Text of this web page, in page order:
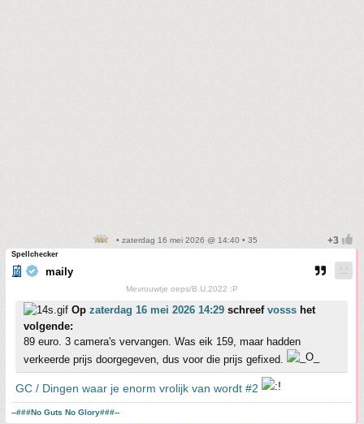
• zaterdag 16 mei 2026 @ 14:40 • 35
Spellchecker
maily
Mevrouwtje oeps/B.U.2022 :P
Op zaterdag 16 mei 2026 14:29 schreef vosss het
volgende:
89 euro. 3 camera's vervangen. Was eik 159, maar hadden
verkeerde prijs doorgegeven, dus voor die prijs gefixed.
GC / Dingen waar je enorm vrolijk van wordt #2
--###No Guts No Glory###--